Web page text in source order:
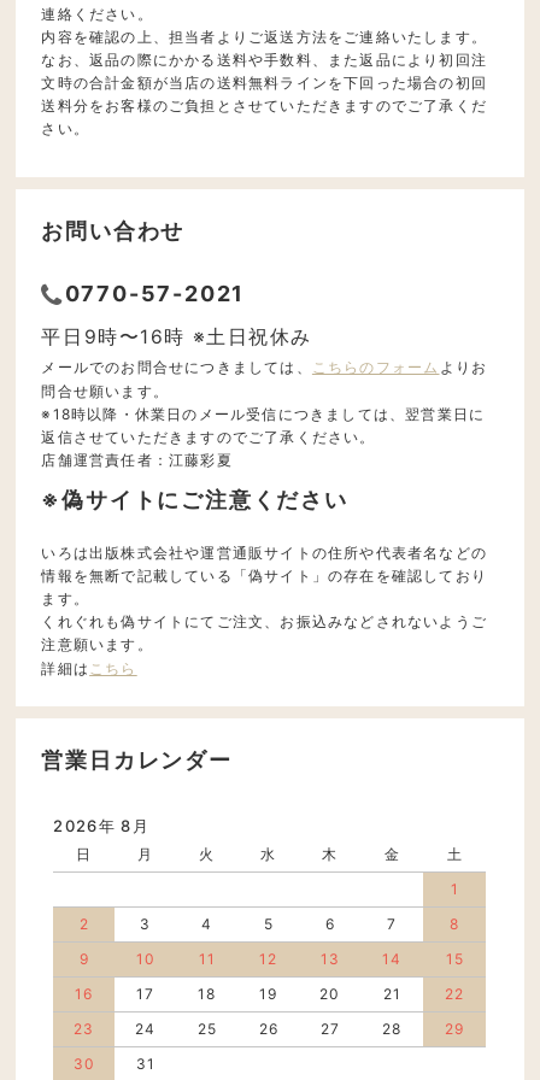
連絡ください。
内容を確認の上、担当者よりご返送方法をご連絡いたします。
なお、返品の際にかかる送料や手数料、また返品により初回注
文時の合計金額が当店の送料無料ラインを下回った場合の初回
送料分をお客様のご負担とさせていただきますのでご了承くだ
さい。
お問い合わせ
0770-57-2021
平日9時〜16時 ※土日祝休み
メールでのお問合せにつきましては、 こちらのフォーム よりお
問合せ願います。
※18時以降・休業日のメール受信につきましては、翌営業日に
返信させていただきますのでご了承ください。
店舗運営責任者：江藤彩夏
※偽サイトにご注意ください
いろは出版株式会社や運営通販サイトの住所や代表者名などの
情報を無断で記載している「偽サイト」の存在を確認しており
ます。
くれぐれも偽サイトにてご注文、お振込みなどされないようご
注意願います。
詳細は こちら
営業日カレンダー
2026年 8月
日 月 火 水 木 金
土
1
2
3 4 5 6 7
8
9
10 11 12 13 14
15
16
17 18 19 20 21
22
23
24 25 26 27 28
29
30
31